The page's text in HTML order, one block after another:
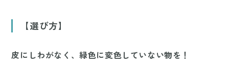
【選び方】
皮にしわがなく、緑色に変色していない物を！